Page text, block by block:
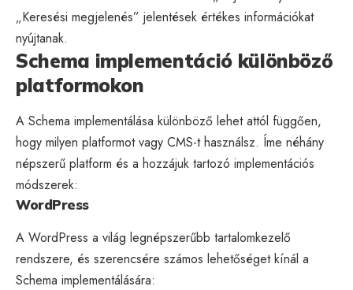
„Keresési megjelenés” jelentések értékes információkat
nyújtanak.
Schema implementáció különböző
platformokon
A Schema implementálása különböző lehet attól függően,
hogy milyen platformot vagy CMS-t használsz. Íme néhány
népszerű platform és a hozzájuk tartozó implementációs
módszerek:
WordPress
A WordPress a világ legnépszerűbb tartalomkezelő
rendszere, és szerencsére számos lehetőséget kínál a
Schema implementálására: